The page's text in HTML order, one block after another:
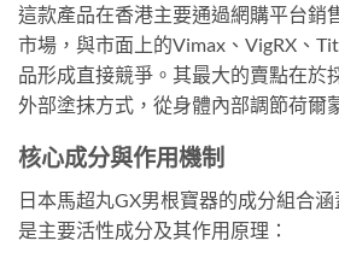
這款產品在香港主要通過網購平台銷
市場，與市面上的Vimax、VigRX、
品形成直接競爭。其最大的賣點在於
外部塗抹方式，從身體內部調節荷爾
核心成分與作用機制
日本馬超丸GX男根寶器的成分組合
是主要活性成分及其作用原理：